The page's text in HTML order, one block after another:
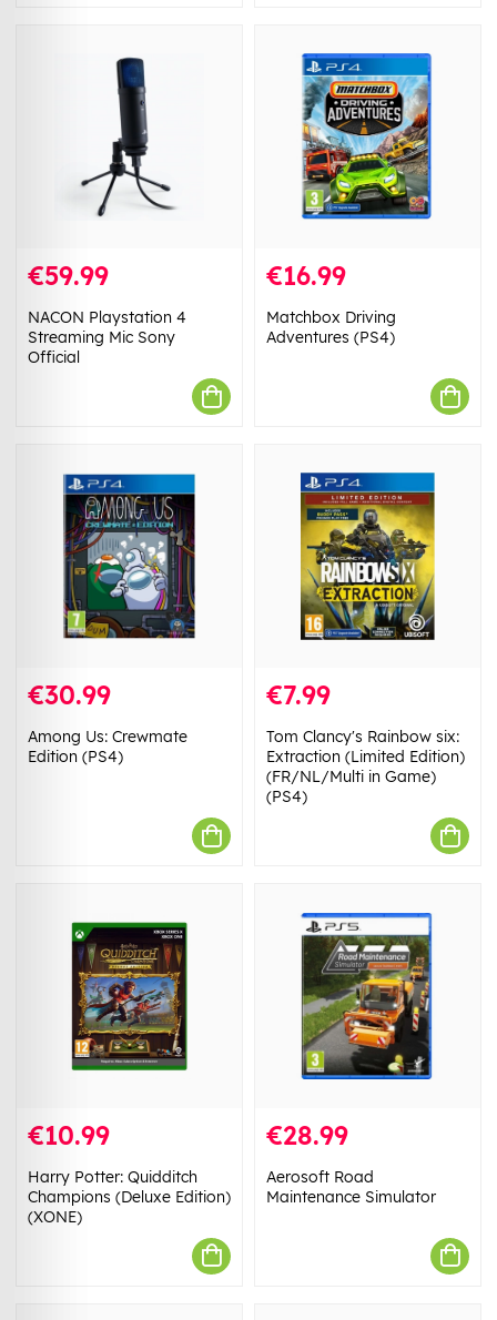
€59.99
NACON Playstation 4
Streaming Mic Sony
Official
€16.99
Matchbox Driving
Adventures (PS4)
€30.99
Among Us: Crewmate
Edition (PS4)
€7.99
Tom Clancy's Rainbow six:
Extraction (Limited Edition)
(FR/NL/Multi in Game)
(PS4)
€10.99
Harry Potter: Quidditch
Champions (Deluxe Edition)
(XONE)
€28.99
Aerosoft Road
Maintenance Simulator